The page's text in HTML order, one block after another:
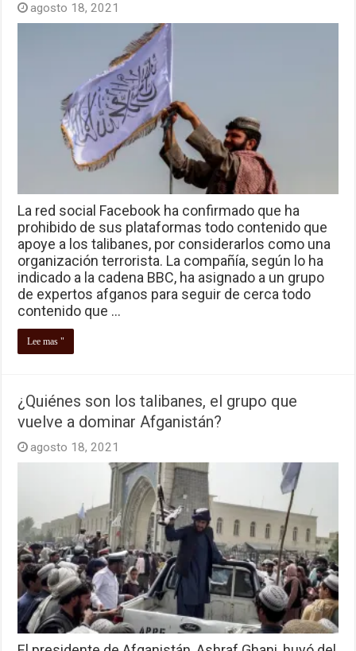
agosto 18, 2021
La red social Facebook ha confirmado que ha
prohibido de sus plataformas todo contenido que
apoye a los talibanes, por considerarlos como una
organización terrorista. La compañía, según lo ha
indicado a la cadena BBC, ha asignado a un grupo
de expertos afganos para seguir de cerca todo
contenido que …
Lee mas "
¿Quiénes son los talibanes, el grupo que
vuelve a dominar Afganistán?
agosto 18, 2021